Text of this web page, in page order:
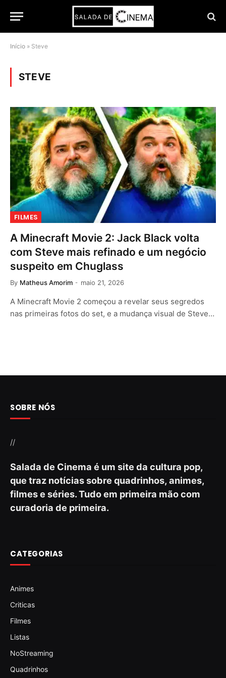
Início » Steve
STEVE
FILMES
A Minecraft Movie 2: Jack Black volta
com Steve mais refinado e um negócio
suspeito em Chuglass
By Matheus Amorim maio 21, 2026
A Minecraft Movie 2 começou a revelar seus segredos
nas primeiras fotos do set, e a mudança visual de Steve…
SOBRE NÓS
//
Salada de Cinema é um site da cultura pop,
que traz notícias sobre quadrinhos, animes,
filmes e séries. Tudo em primeira mão com
curadoria de primeira.
CATEGORIAS
Animes
Criticas
Filmes
Listas
NoStreaming
Quadrinhos